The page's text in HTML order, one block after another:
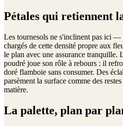
Pétales qui retiennent
Les tournesols ne s'inclinent pas ici —
chargés de cette densité propre aux
le plan avec une assurance tranquille.
poudré joue son rôle à rebours : il
doré flamboie sans consumer. Des
parsèment la surface comme des
matière.
La palette, plan par